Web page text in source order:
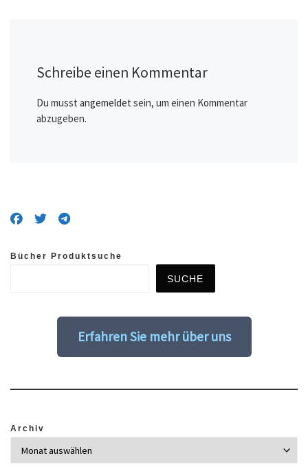
Schreibe einen Kommentar
Du musst angemeldet sein, um einen Kommentar
abzugeben.
Bücher Produktsuche
SUCHE
Erfahren Sie mehr über uns
Archiv